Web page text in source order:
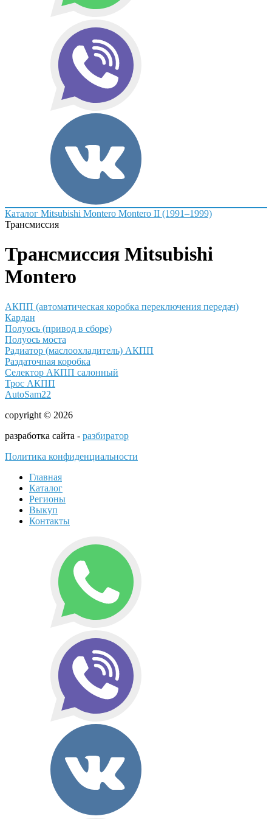
Каталог Mitsubishi Montero Montero II (1991–1999)
Трансмиссия
Трансмиссия Mitsubishi
Montero
АКПП (автоматическая коробка переключения передач)
Кардан
Полуось (привод в сборе)
Полуось моста
Радиатор (маслоохладитель) АКПП
Раздаточная коробка
Селектор АКПП салонный
Трос АКПП
AutoSam22
copyright © 2026
разработка сайта - разбиратор
Политика конфиденциальности
Главная
Каталог
Регионы
Выкуп
Контакты